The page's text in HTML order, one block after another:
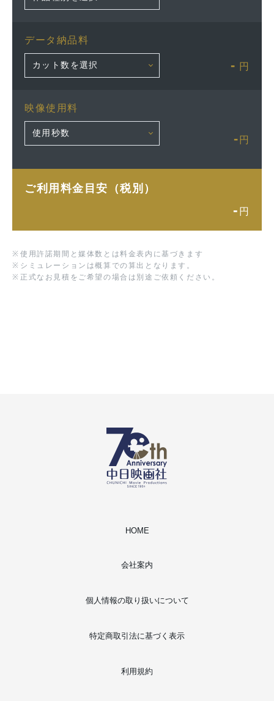
データ納品料
- 円
映像使用料
- 円
ご利用料金目安（税別）
- 円
※ 使用許諾期間と媒体数とは料金表内に基づきます
※ シミュレーションは概算での算出となります。
※ 正式なお見積をご希望の場合は別途ご依頼ください。
HOME
会社案内
個人情報の取り扱いについて
特定商取引法に基づく表示
利用規約